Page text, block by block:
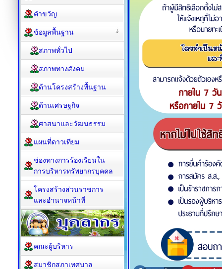
คำขวัญ
ข้อมูลพื้นฐาน
สภาพทั่วไป
สภาพทางสังคม
ด้านโครงสร้างพื้นฐาน
ด้านเศรษฐกิจ
ศาสนาและวัฒนธรรม
แผนที่ดาวเทียม
ช่องทางการร้องเรียนใน
การบริหารทรัพยากรบุคคล
โครงสร้างส่วนราชการ
และอำนาจหน้าที่
คณะผู้บริหาร
สมาชิกสภาเทศบาล